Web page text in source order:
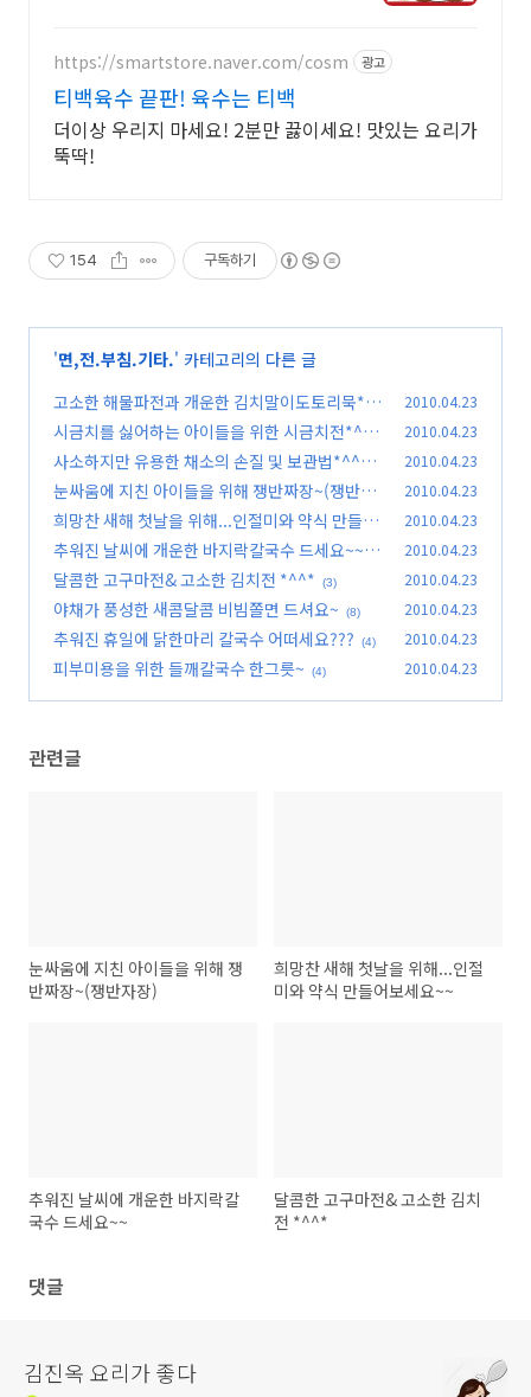
https://smartstore.naver.com/cosm 광고
티백육수 끝판! 육수는 티백
더이상 우리지 마세요! 2분만 끓이세요! 맛있는 요리가
뚝딱!
154 구독하기
'면,전.부침.기타.' 카테고리의 다른 글
고소한 해물파전과 개운한 김치말이도토리묵*^
^* (1)
2010.04.23
시금치를 싫어하는 아이들을 위한 시금치전*^^*
(1)
2010.04.23
사소하지만 유용한 채소의 손질 및 보관법*^^*
(6)
2010.04.23
눈싸움에 지친 아이들을 위해 쟁반짜장~(쟁반자
장) (9)
2010.04.23
희망찬 새해 첫날을 위해...인절미와 약식 만들어
보세요~~ (5)
2010.04.23
추워진 날씨에 개운한 바지락칼국수 드세요~~
(5)
2010.04.23
달콤한 고구마전& 고소한 김치전 *^^* (3) 2010.04.23
야채가 풍성한 새콤달콤 비빔쫄면 드셔요~ (8) 2010.04.23
추워진 휴일에 닭한마리 칼국수 어떠세요??? (4) 2010.04.23
피부미용을 위한 들깨칼국수 한그릇~ (4) 2010.04.23
관련글
눈싸움에 지친 아이들을 위해 쟁
반짜장~(쟁반자장)
희망찬 새해 첫날을 위해...인절
미와 약식 만들어보세요~~
추워진 날씨에 개운한 바지락칼
국수 드세요~~
달콤한 고구마전& 고소한 김치
전 *^^*
댓글
김진옥 요리가 좋다